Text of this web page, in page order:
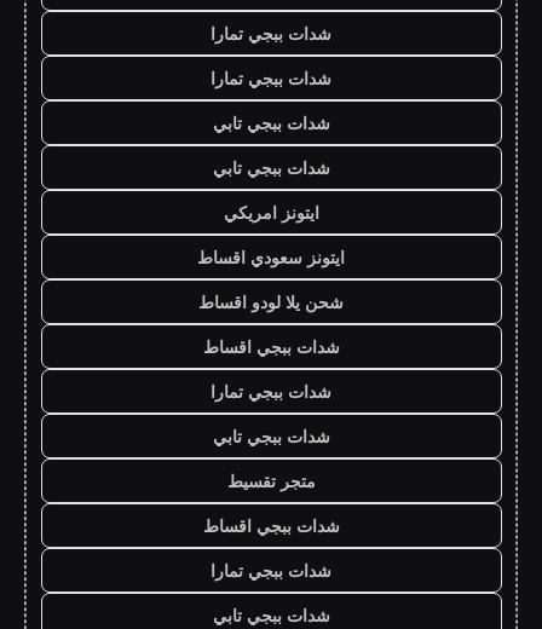
شدات ببجي تمارا
شدات ببجي تمارا
شدات ببجي تابي
شدات ببجي تابي
ايتونز امريكي
ايتونز سعودي اقساط
شحن يلا لودو اقساط
شدات ببجي اقساط
شدات ببجي تمارا
شدات ببجي تابي
متجر تقسيط
شدات ببجي اقساط
شدات ببجي تمارا
شدات ببجي تابي